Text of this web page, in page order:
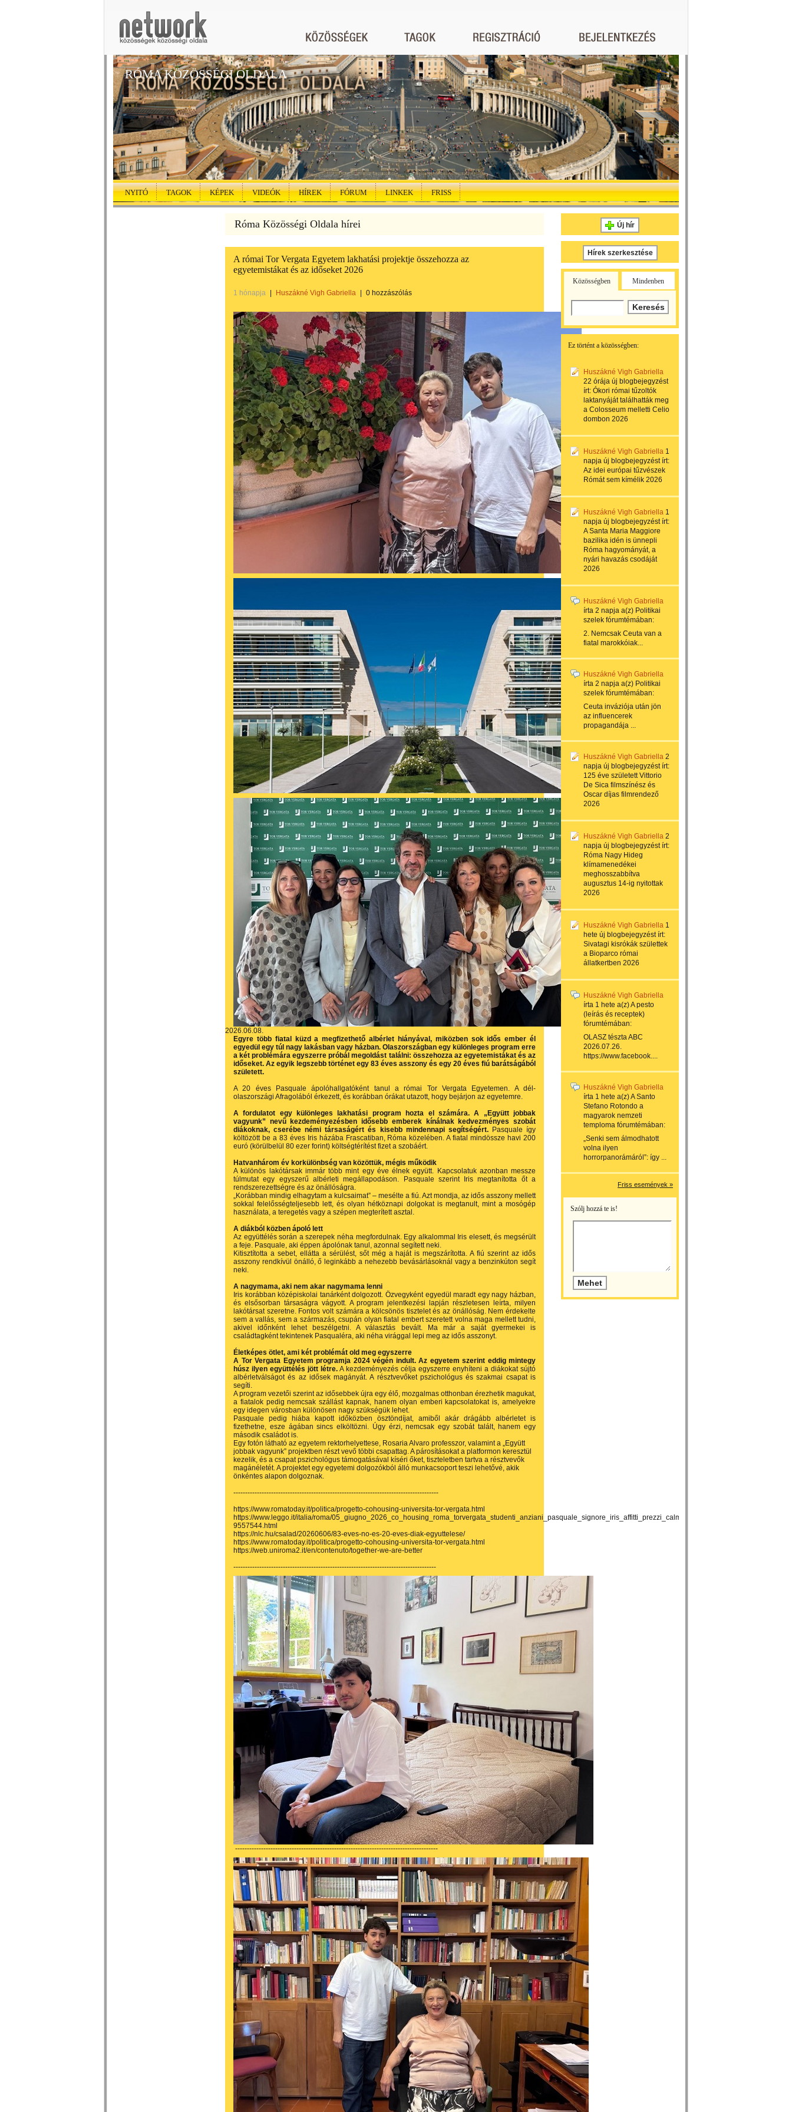
RÓMA KÖZÖSSÉGI OLDALA
NYITÓ TAGOK KÉPEK VIDEÓK HÍREK FÓRUM LINKEK FRISS
Róma Közösségi Oldala hírei
A római Tor Vergata Egyetem lakhatási projektje összehozza az
egyetemistákat és az időseket 2026
1 hónapja Huszákné Vigh Gabriella 0 hozzászólás
2026.06.08.
Egyre több fiatal küzd a megfizethető albérlet hiányával, miközben sok idős ember él
egyedül egy túl nagy lakásban vagy házban. Olaszországban egy különleges program erre
a két problémára egyszerre próbál megoldást találni: összehozza az egyetemistákat és az
időseket. Az egyik legszebb történet egy 83 éves asszony és egy 20 éves fiú barátságából
született.
A 20 éves Pasquale ápolóhallgatóként tanul a római Tor Vergata Egyetemen. A dél-
olaszországi Afragolából érkezett, és korábban órákat utazott, hogy bejárjon az egyetemre.
A fordulatot egy különleges lakhatási program hozta el számára. A „Együtt jobbak
vagyunk” nevű kezdeményezésben idősebb emberek kínálnak kedvezményes szobát
diákoknak, cserébe némi társaságért és kisebb mindennapi segítségért.Pasquale így
költözött be a 83 éves Iris házába Frascatiban, Róma közelében. A fiatal mindössze havi 200
euró (körülbelül 80 ezer forint) költségtérítést fizet a szobáért.
Hatvanhárom év korkülönbség van közöttük, mégis működik
A különös lakótársak immár több mint egy éve élnek együtt. Kapcsolatuk azonban messze
túlmutat egy egyszerű albérleti megállapodáson. Pasquale szerint Iris megtanította őt a
rendszerezettségre és az önállóságra.
„Korábban mindig elhagytam a kulcsaimat” – mesélte a fiú. Azt mondja, az idős asszony mellett
sokkal felelősségteljesebb lett, és olyan hétköznapi dolgokat is megtanult, mint a mosógép
használata, a teregetés vagy a szépen megterített asztal.
A diákból közben ápoló lett
Az együttélés során a szerepek néha megfordulnak. Egy alkalommal Iris elesett, és megsérült
a feje. Pasquale, aki éppen ápolónak tanul, azonnal segített neki.
Kitisztította a sebet, ellátta a sérülést, sőt még a haját is megszárította. A fiú szerint az idős
asszony rendkívül önálló, ő leginkább a nehezebb bevásárlásoknál vagy a benzinkúton segít
neki.
A nagymama, aki nem akar nagymama lenni
Iris korábban középiskolai tanárként dolgozott. Özvegyként egyedül maradt egy nagy házban,
és elsősorban társaságra vágyott. A program jelentkezési lapján részletesen leírta, milyen
lakótársat szeretne. Fontos volt számára a kölcsönös tisztelet és az önállóság. Nem érdekelte
sem a vallás, sem a származás, csupán olyan fiatal embert szeretett volna maga mellett tudni,
akivel időnként lehet beszélgetni. A választás bevált. Ma már a saját gyermekei is
családtagként tekintenek Pasqualéra, aki néha virággal lepi meg az idős asszonyt.
Életképes ötlet, ami két problémát old meg egyszerre
A Tor Vergata Egyetem programja 2024 végén indult. Az egyetem szerint eddig mintegy
húsz ilyen együttélés jött létre. A kezdeményezés célja egyszerre enyhíteni a diákokat sújtó
albérletválságot és az idősek magányát. A résztvevőket pszichológus és szakmai csapat is
segíti.
A program vezetői szerint az idősebbek újra egy élő, mozgalmas otthonban érezhetik magukat,
a fiatalok pedig nemcsak szállást kapnak, hanem olyan emberi kapcsolatokat is, amelyekre
egy idegen városban különösen nagy szükségük lehet.
Pasquale pedig hiába kapott időközben ösztöndíjat, amiből akár drágább albérletet is
fizethetne, esze ágában sincs elköltözni. Úgy érzi, nemcsak egy szobát talált, hanem egy
második családot is.
Egy fotón látható az egyetem rektorhelyettese, Rosaria Alvaro professzor, valamint a „Együtt
jobbak vagyunk” projektben részt vevő többi csapattag. A párosításokat a platformon keresztül
kezelik, és a csapat pszichológus támogatásával kíséri őket, tiszteletben tartva a résztvevők
magánéletét. A projektet egy egyetemi dolgozókból álló munkacsoport teszi lehetővé, akik
önkéntes alapon dolgoznak.
---------------------------------------------------------------------------------------
https://www.romatoday.it/politica/progetto-cohousing-universita-tor-vergata.html
https://www.leggo.it/italia/roma/05_giugno_2026_co_housing_roma_torvergata_studenti_anziani_pasquale_signore_iris_affitti_prezzi_calmierati_aiuti_quotidiani-
9557544.html
https://nlc.hu/csalad/20260606/83-eves-no-es-20-eves-diak-egyuttelese/
https://www.romatoday.it/politica/progetto-cohousing-universita-tor-vergata.html
https://web.uniroma2.it/en/contenuto/together-we-are-better
--------------------------------------------------------------------------------------
--------------------------------------------------------------------------------------
Új hír
Hírek szerkesztése
Közösségben Mindenben
Ez történt a közösségben:
Huszákné Vigh Gabriella
22 órája új blogbejegyzést
írt: Ókori római tűzoltók
laktanyáját találhatták meg
a Colosseum melletti Celio
dombon 2026
Huszákné Vigh Gabriella 1
napja új blogbejegyzést írt:
Az idei európai tűzvészek
Rómát sem kímélik 2026
Huszákné Vigh Gabriella 1
napja új blogbejegyzést írt:
A Santa Maria Maggiore
bazilika idén is ünnepli
Róma hagyományát, a
nyári havazás csodáját
2026
Huszákné Vigh Gabriella
írta 2 napja a(z) Politikai
szelek fórumtémában:
2. Nemcsak Ceuta van a
fiatal marokkóiak...
Huszákné Vigh Gabriella
írta 2 napja a(z) Politikai
szelek fórumtémában:
Ceuta inváziója után jön
az influencerek
propagandája ...
Huszákné Vigh Gabriella 2
napja új blogbejegyzést írt:
125 éve született Vittorio
De Sica filmszínész és
Oscar díjas filmrendező
2026
Huszákné Vigh Gabriella 2
napja új blogbejegyzést írt:
Róma Nagy Hideg
klímamenedékei
meghosszabbítva
augusztus 14-ig nyitottak
2026
Huszákné Vigh Gabriella 1
hete új blogbejegyzést írt:
Sivatagi kisrókák születtek
a Bioparco római
állatkertben 2026
Huszákné Vigh Gabriella
írta 1 hete a(z)A pesto
(leírás és receptek)
fórumtémában:
OLASZ tészta ABC
2026.07.26.
https://www.facebook....
Huszákné Vigh Gabriella
írta 1 hete a(z)A Santo
Stefano Rotondo a
magyarok nemzeti
temploma fórumtémában:
„Senki sem álmodhatott
volna ilyen
horrorpanorámáról”: így ...
Friss események »
Szólj hozzá te is!